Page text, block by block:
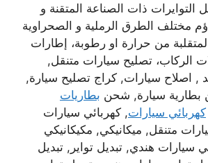
التوايرات ذات الصناعة المتقنة و
مختلف الطرق الرملية و الصحراوية
من حرارة او رطوبة، إطارات
الركاب، تصليح سيارات متنقل,
, اصلاح سيارات, كراج تصليح سيارة,
بطارية سيارة, شحن بطاريات
كهربائي سيارات, كهربائي سيارات
متنقل, ميكانيكي, مكيكانيكي
سيارات هندي, تبديل تواير, تبديل